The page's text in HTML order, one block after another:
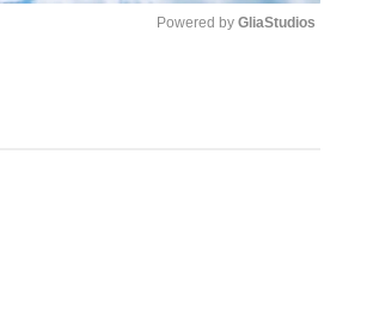
Powered by GliaStudios